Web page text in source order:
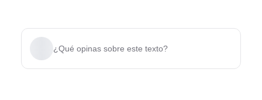
¿Qué opinas sobre este texto?